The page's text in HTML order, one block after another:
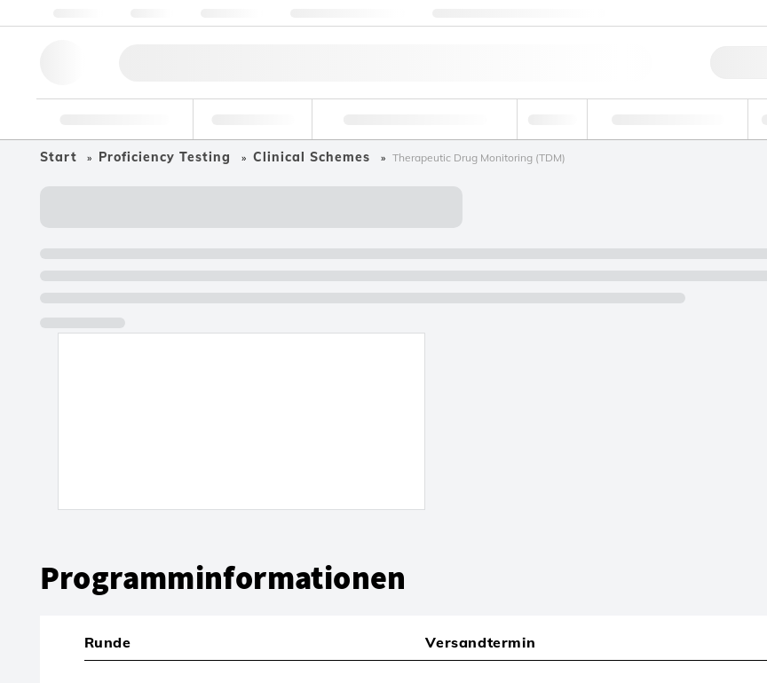
Start Proficiency Testing Clinical Schemes Therapeutic Drug Monitoring (TDM)
Programminformationen
Runde Versandtermin